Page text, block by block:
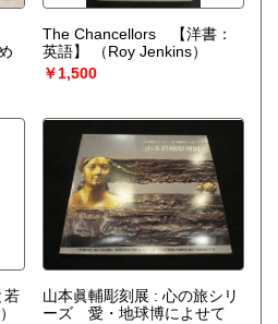
The Chancellors 【洋書：
英語】
（Roy Jenkins）
￥1,500
若
山本眞輔彫刻展 : 心の旅シリ
ーズ 愛・地球博によせて